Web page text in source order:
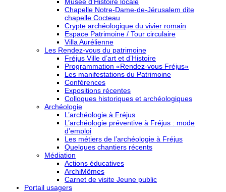
Chapelle Notre-Dame-de-Jérusalem dite
chapelle Cocteau
Crypte archéologique du vivier romain
Espace Patrimoine / Tour circulaire
Villa Aurélienne
Les Rendez-vous du patrimoine
Fréjus Ville d’art et d’Histoire
Programmation «Rendez-vous Fréjus»
Les manifestations du Patrimoine
Conférences
Expositions récentes
Colloques historiques et archéologiques
Archéologie
L’archéologie à Fréjus
L’archéologie préventive à Fréjus : mode
d’emploi
Les métiers de l’archéologie à Fréjus
Quelques chantiers récents
Médiation
Actions éducatives
ArchiMômes
Carnet de visite Jeune public
Portail usagers